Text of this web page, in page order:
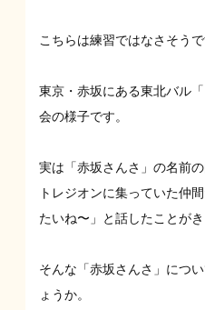
こちらは練習ではなさそうで
東京・赤坂にある東北バル
会の様子です。
実は「赤坂さんさ」の名前
トレジオンに集っていた仲
たいね〜」と話したことがき
そんな「赤坂さんさ」につ
ょうか。